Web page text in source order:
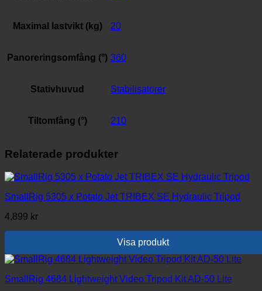
Maximal lastvikt (kg) 20
Panoreringsomfång (°) 360
Stativhuvud Stabilisatorer
Tiltomfång (°) 210
Relaterade produkter
SmallRig 5305 x Potato Jet TRIBEX SE Hydraulic Tripod
4,899 kr
Visa produkt
SmallRig 4684 Lightweight Video Tripod Kit AD-50 Lite